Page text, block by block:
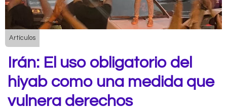
Artículos
Irán: El uso obligatorio del
hiyab como una medida que
vulnera derechos